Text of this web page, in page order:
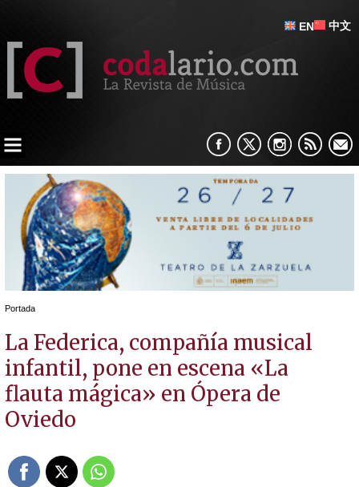
EN 中文
Portada
La Federica, compañía musical
infantil, pone en escena «La
flauta mágica» en Ópera de
Oviedo